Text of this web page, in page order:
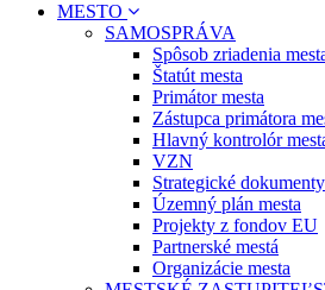
MESTO
SAMOSPRÁVA
Spôsob zriadenia
Štatút mesta
Primátor mesta
Zástupca primátora
Hlavný kontrolór
VZN
Strategické dokumenty
Územný plán mesta
Projekty z fondov EU
Partnerské mestá
Organizácie mesta